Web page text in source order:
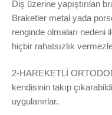
Diş üzerine yapıştırılan
Braketler metal yada
renginde olmaları nedeni
hiçbir rahatsızlık
2-HAREKETLİ
kendisinin takıp
uygulanırlar.